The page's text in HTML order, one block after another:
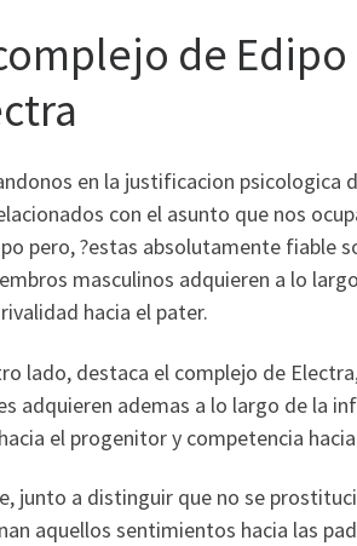
de
en la justificacion psicologica
con el asunto que nos
pero, ?estas absolutamente fiable
masculinos adquieren a lo
hacia el pater.
lado, destaca el complejo de
adquieren ademas a lo largo de la
el progenitor y competencia
junto a distinguir que no se
aquellos sentimientos hacia las